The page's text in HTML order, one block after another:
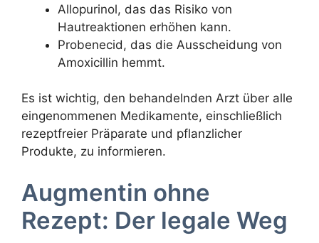
Allopurinol, das das Risiko von
Hautreaktionen erhöhen kann.
Probenecid, das die Ausscheidung von
Amoxicillin hemmt.
Es ist wichtig, den behandelnden Arzt über alle
eingenommenen Medikamente, einschließlich
rezeptfreier Präparate und pflanzlicher
Produkte, zu informieren.
Augmentin ohne
Rezept: Der legale Weg